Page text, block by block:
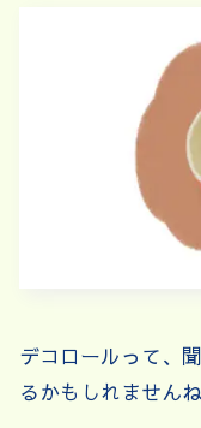
デコロールって、
るかもしれませんね